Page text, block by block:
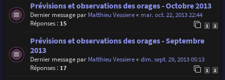
Prévisions et observations des orages - Octobre 2013
Dernier message par Matthieu Vessiere« mar. oct. 22, 2013 22:44
Réponses : 15 1 2
Prévisions et observations des orages - Septembre
2013
Dernier message par Matthieu Vessiere« dim. sept. 29, 2013 05:13
Réponses : 17 1 2